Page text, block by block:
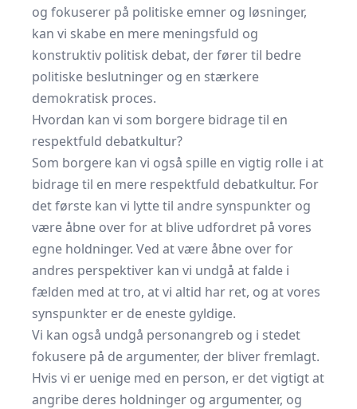
og fokuserer på politiske emner og løsninger,
kan vi skabe en mere meningsfuld og
konstruktiv politisk debat, der fører til bedre
politiske beslutninger og en stærkere
demokratisk proces.
Hvordan kan vi som borgere bidrage til en
respektfuld debatkultur?
Som borgere kan vi også spille en vigtig rolle i at
bidrage til en mere respektfuld debatkultur. For
det første kan vi lytte til andre synspunkter og
være åbne over for at blive udfordret på vores
egne holdninger. Ved at være åbne over for
andres perspektiver kan vi undgå at falde i
fælden med at tro, at vi altid har ret, og at vores
synspunkter er de eneste gyldige.
Vi kan også undgå personangreb og i stedet
fokusere på de argumenter, der bliver fremlagt.
Hvis vi er uenige med en person, er det vigtigt at
angribe deres holdninger og argumenter, og